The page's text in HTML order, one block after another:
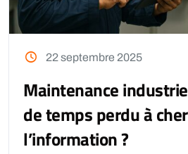
22 septembre 2025
Maintenance
de temps perdu à
l’information ?